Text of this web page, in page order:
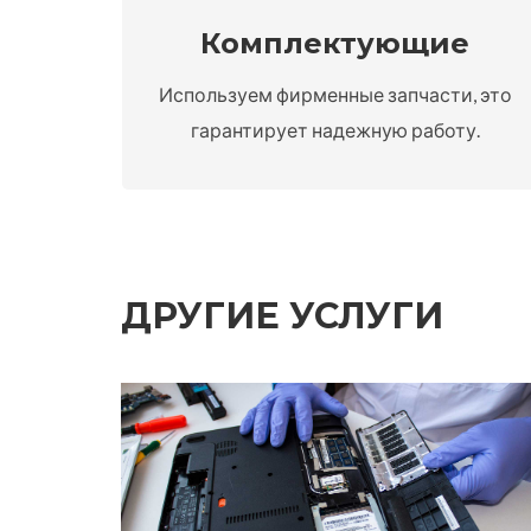
Комплектующие
Используем фирменные запчасти, это
гарантирует надежную работу.
ДРУГИЕ УСЛУГИ